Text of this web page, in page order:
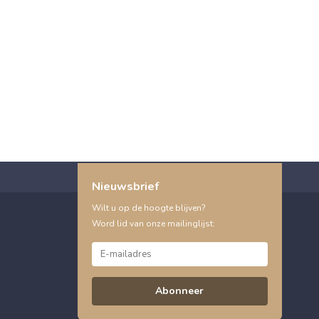
Nieuwsbrief
Wilt u op de hoogte blijven?
Word lid van onze mailinglijst:
Abonneer